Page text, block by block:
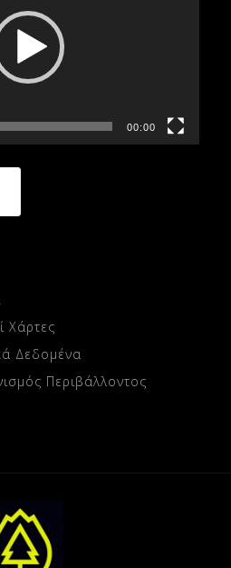
00:00
Χάρτες
Δεδομένα
Περιβάλλοντος